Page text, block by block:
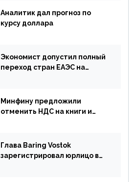
Аналитик дал прогноз по
курсу доллара
Экономист допустил полный
переход стран ЕАЭС на
Минфину предложили
отменить НДС на книги и
Глава Baring Vostok
зарегистрировал юрлицо в